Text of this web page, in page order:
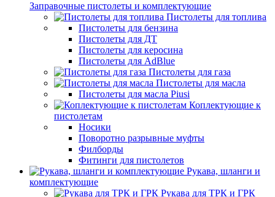
Заправочные пистолеты и комплектующие
Пистолеты для топлива
Пистолеты для бензина
Пистолеты для ДТ
Пистолеты для керосина
Пистолеты для AdBlue
Пистолеты для газа
Пистолеты для масла
Пистолеты для масла Piusi
Коплектующие к
пистолетам
Носики
Поворотно разрывные муфты
Филборды
Фитинги для пистолетов
Рукава, шланги и
комплектующие
Рукава для ТРК и ГРК